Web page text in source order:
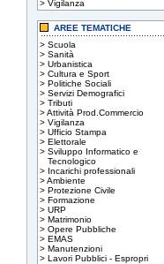
> Vigilanza
AREE TEMATICHE
> Scuola
> Sanità
> Urbanistica
> Cultura e Sport
> Politiche Sociali
> Servizi Demografici
> Tributi
>Attività Prod.Commercio
> Vigilanza
> Ufficio Stampa
> Elettorale
> Sviluppo Informatico e
Tecnologico
> Incarichi professionali
>Ambiente
> Protezione Civile
> Formazione
> URP
> Matrimonio
> Opere Pubbliche
> EMAS
> Manutenzioni
> Lavori Pubblici - Espropri